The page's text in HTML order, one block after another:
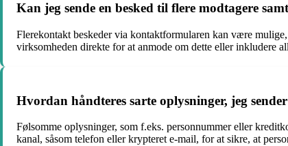
Kan jeg sende en besked til flere modtagere
Flerekontakt beskeder via kontaktformularen kan være
virksomheden direkte for at anmode om dette eller inkludere
Hvordan håndteres sarte oplysninger, jeg
Følsomme oplysninger, som f.eks. personnummer eller
kanal, såsom telefon eller krypteret e-mail, for at sikre, at